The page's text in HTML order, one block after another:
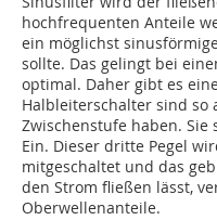
hochfrequenten Anteile
ein möglichst
sollte. Das gelingt bei
optimal. Daher gibt es
Halbleiterschalter sind so
Zwischenstufe haben. Sie
Ein. Dieser dritte Pegel
mitgeschaltet und das
den Strom fließen lässt,
Oberwellenanteile.